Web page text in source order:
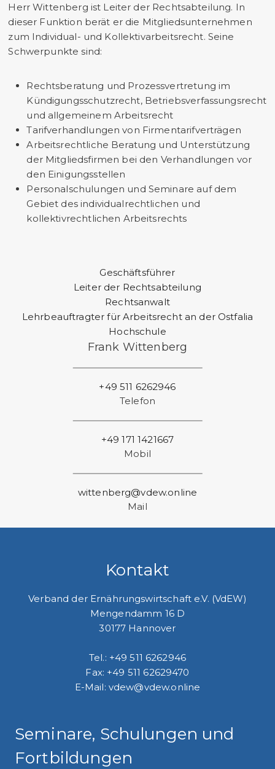
Herr Wittenberg ist Leiter der Rechtsabteilung. In
dieser Funktion berät er die Mitgliedsunternehmen
zum Individual- und Kollektivarbeitsrecht. Seine
Schwerpunkte sind:
Rechtsberatung und Prozessvertretung im
Kündigungsschutzrecht, Betriebsverfassungsrecht
und allgemeinem Arbeitsrecht
Tarifverhandlungen von Firmentarifverträgen
Arbeitsrechtliche Beratung und Unterstützung
der Mitgliedsfirmen bei den Verhandlungen vor
den Einigungsstellen
Personalschulungen und Seminare auf dem
Gebiet des individualrechtlichen und
kollektivrechtlichen Arbeitsrechts
Geschäftsführer
Leiter der Rechtsabteilung
Rechtsanwalt
Lehrbeauftragter für Arbeitsrecht an der Ostfalia
Hochschule
Frank Wittenberg
+49 511 6262946
Telefon
+49 171 1421667
Mobil
wittenberg@vdew.online
Mail
Kontakt
Verband der Ernährungswirtschaft e.V. (VdEW)
Mengendamm 16 D
30177 Hannover
Tel.: +49 511 6262946
Fax: +49 511 62629470
E-Mail: vdew@vdew.online
Seminare, Schulungen und
Fortbildungen